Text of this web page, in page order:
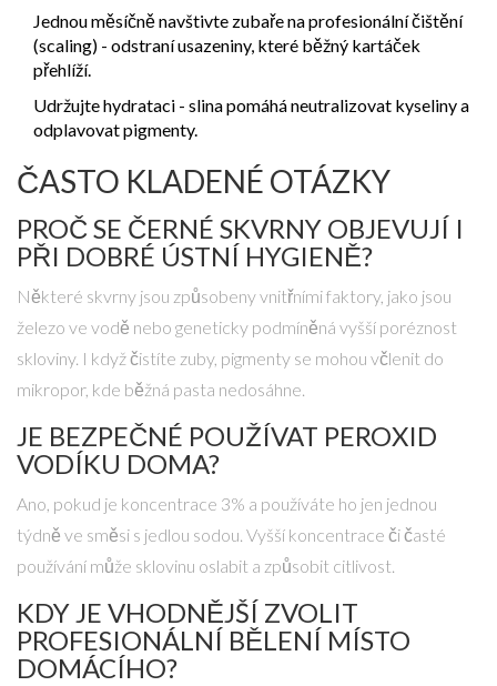
Jednou měsíčně navštivte zubaře na profesionální čištění
(scaling) - odstraní usazeniny, které běžný kartáček
přehlíží.
Udržujte hydrataci - slina pomáhá neutralizovat kyseliny a
odplavovat pigmenty.
ČASTO KLADENÉ OTÁZKY
PROČ SE ČERNÉ SKVRNY OBJEVUJÍ I
PŘI DOBRÉ ÚSTNÍ HYGIENĚ?
Některé skvrny jsou způsobeny vnitřními faktory, jako jsou
železo ve vodě nebo geneticky podmíněná vyšší poréznost
skloviny. I když čistíte zuby, pigmenty se mohou včlenit do
mikropor, kde běžná pasta nedosáhne.
JE BEZPEČNÉ POUŽÍVAT PEROXID
VODÍKU DOMA?
Ano, pokud je koncentrace 3% a používáte ho jen jednou
týdně ve směsi s jedlou sodou. Vyšší koncentrace či časté
používání může sklovinu oslabit a způsobit citlivost.
KDY JE VHODNĚJŠÍ ZVOLIT
PROFESIONÁLNÍ BĚLENÍ MÍSTO
DOMÁCÍHO?